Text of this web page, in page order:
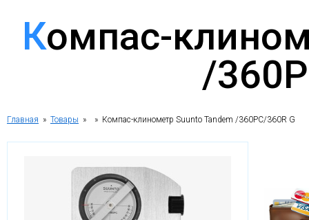
Компас-клинометр Suunto Tandem
/
Главная » Товары » » Компас-клинометр Suunto Tandem /360PC/360R G